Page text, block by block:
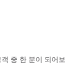
중 한 분이 되어보